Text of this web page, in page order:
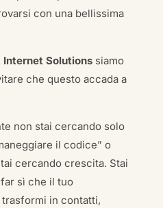
con una bellissima
Internet Solutionssiamo
che questo accada a
non stai cercando solo
il codice” o
cercando crescita. Stai
sì che il tuo
in contatti,